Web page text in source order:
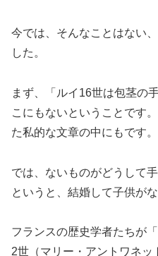
今では、そんなことはない
した。
まず、「ルイ16世は包茎の
こにもないということです
た私的な文章の中にもです。
では、ないものがどうして
というと、結婚して子供が
フランスの歴史学者たちが
2世（マリー・アントワネッ